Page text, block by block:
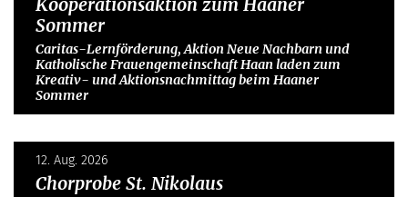
Sommer
Caritas-Lernförderung, Aktion Neue Nachbarn und
Katholische Frauengemeinschaft Haan laden zum
Kreativ- und Aktionsnachmittag beim Haaner
Sommer
12. Aug. 2026
Chorprobe St. Nikolaus